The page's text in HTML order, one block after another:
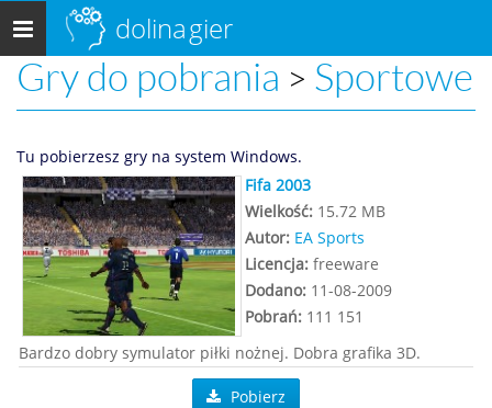
Menu
główne
dolinagier
Gry do pobrania > Sportowe
Tu pobierzesz gry na system Windows.
Fifa 2003
Wielkość: 15.72 MB
Autor: EA Sports
Licencja: freeware
Dodano: 11-08-2009
Pobrań: 111 151
Bardzo dobry symulator piłki nożnej. Dobra grafika 3D.
Pobierz